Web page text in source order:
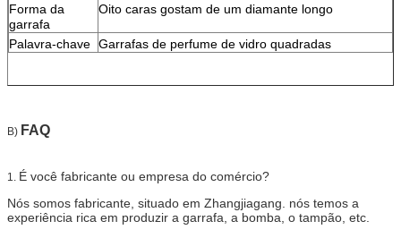
Forma da
garrafa
Oito caras gostam de um diamante longo
Palavra-chave Garrafas de perfume de vidro quadradas
B) FAQ
1. É você fabricante ou empresa do comércio?
Nós somos fabricante, situado em Zhangjiagang. nós temos a
experiência rica em produzir a garrafa, a bomba, o tampão, etc.